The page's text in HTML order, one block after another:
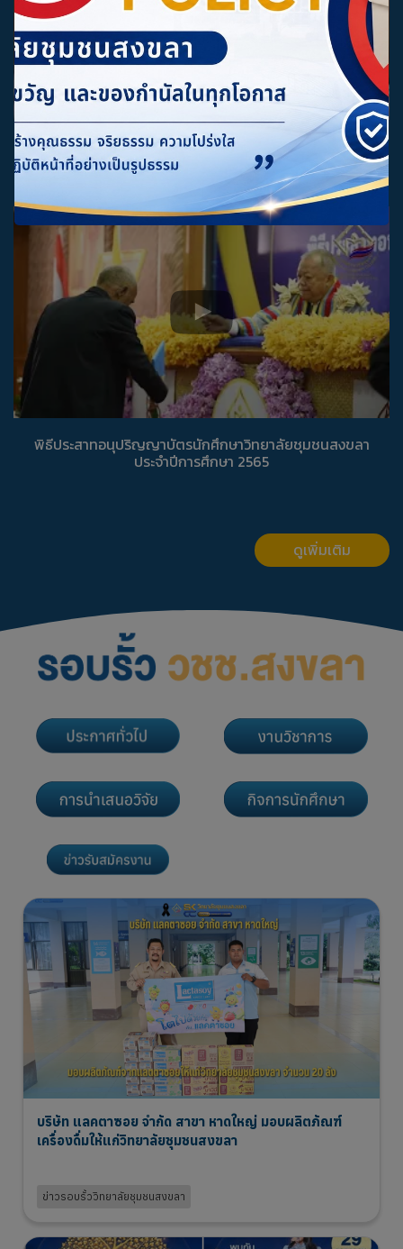
พิธีประสาทอนุปริญญาบัตรผู้สำเร็จการศึกษา วิทยาลัยชุมชนสงขลา
ประจำปีการศึกษา 2566-2567
พิธีประสาทอนุปริญญาบัตรนักศึกษาวิทยาลัยชุมชนสงขลา
ประจำปีการศึกษา 2565
ดูเพิ่มเติม
บริษัท แลคตาซอย จำกัด สาขา หาดใหญ่ มอบผลิตภัณฑ์
เครื่องดื่มให้แก่วิทยาลัยชุมชนสงขลา
ข่าวรอบรั้ววิทยาลัยชุมชนสงขลา